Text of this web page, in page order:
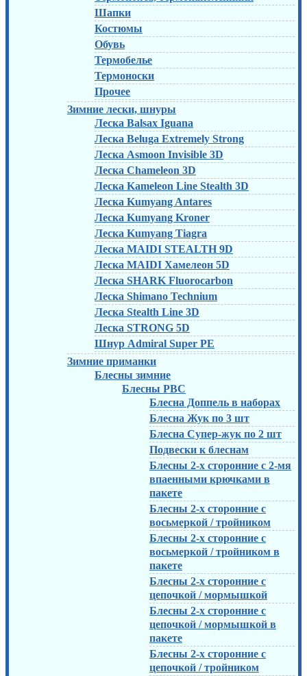
Шапки
Костюмы
Обувь
Термобелье
Термоноски
Прочее
Зимние лески, шнуры
Леска Balsax Iguana
Леска Beluga Extremely Strong
Леска Asmoon Invisible 3D
Леска Chameleon 3D
Леска Kameleon Line Stealth 3D
Леска Kumyang Antares
Леска Kumyang Kroner
Леска Kumyang Tiagra
Леска MAIDI STEALTH 9D
Леска MAIDI Хамелеон 5D
Леска SHARK Fluorocarbon
Леска Shimano Technium
Леска Stealth Line 3D
Леска STRONG 5D
Шнур Admiral Super PE
Зимние приманки
Блесны зимние
Блесны РВС
Блесна Доппель в наборах
Блесна Жук по 3 шт
Блесна Супер-жук по 2 шт
Подвески к блеснам
Блесны 2-х сторонние с 2-мя
впаенными крючками в
пакете
Блесны 2-х сторонние с
восьмеркой / тройником
Блесны 2-х сторонние с
восьмеркой / тройником в
пакете
Блесны 2-х сторонние с
цепочкой / мормышкой
Блесны 2-х сторонние с
цепочкой / мормышкой в
пакете
Блесны 2-х сторонние с
цепочкой / тройником